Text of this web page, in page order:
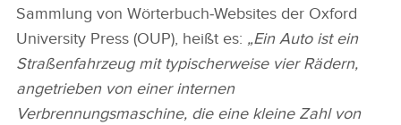
Sammlung von Wörterbuch‑Websites der Oxford
University Press (OUP), heißt es: „Ein Auto ist ein
Straßenfahrzeug mit typischerweise vier Rädern,
angetrieben von einer internen
Verbrennungsmaschine, die eine kleine Zahl von